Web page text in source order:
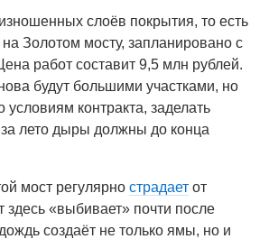
слоёв покрытия, то есть
Золотом мосту, запланировано с
работ составит 9,5 млн рублей.
будут большими участками, но
условиям контракта, заделать
лето дыры должны до конца
мост регулярно страдает от
здесь «выбивает» почти после
создаёт не только ямы, но и